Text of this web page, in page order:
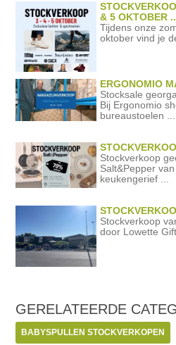
& 5 OKTOBER
Tijdens onze
oktober vind je
ERGONOMIO
Stocksale
Bij Ergonomio
bureaustoelen ...
Stockverkoop
Salt&Pepper
keukengerief ...
Stockverkoop
door Lowette
GERELATEERDE
BABYSPULLEN STOCKVERKOPEN